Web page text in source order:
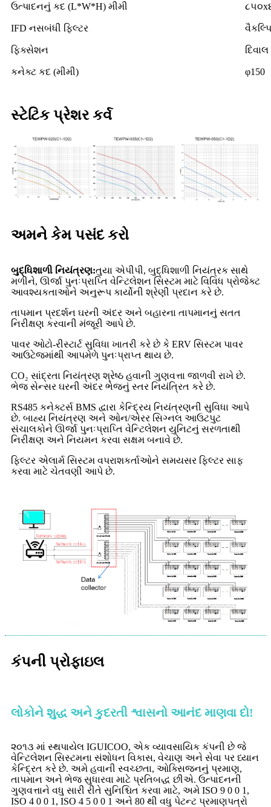
ઉત્પાદનનું કદ (L*W*H) મીમી
IFD નસબંધી ફિલ્ટર
ફિક્સેશન
કનેક્ટ કદ (મીમી) φ150
સ્ટેટિક પ્રેશર કર્વ
અમને કેમ પસંદ કરો
બુદ્ધિશાળી નિયંત્રણ:તુયા એપીપી, બુદ્ધિશાળી નિયંત્રક સાથે
મળીને, ઊર્જા પુનઃપ્રાપ્તિ વેન્ટિલેશન સિસ્ટમ માટે વિવિધ પ્રોજેક્ટ
આવશ્યકતાઓને અનુરૂપ કાર્યોની શ્રેણી પ્રદાન કરે છે.
તાપમાન પ્રદર્શન ઘરની અંદર અને બહારના તાપમાનનું સતત
નિરીક્ષણ કરવાની મંજૂરી આપે છે.
પાવર ઓટો-રીસ્ટાર્ટ સુવિધા ખાતરી કરે છે કે ERV સિસ્ટમ પાવર
આઉટેજમાંથી આપમેળે પુનઃપ્રાપ્ત થાય છે.
CO₂ સાંદ્રતા નિયંત્રણ શ્રેષ્ઠ હવાની ગુણવત્તા જાળવી રાખે છે.
ભેજ સેન્સર ઘરની અંદર ભેજનું સ્તર નિયંત્રિત કરે છે.
RS485 કનેક્ટર્સ BMS દ્વારા કેન્દ્રિય નિયંત્રણની સુવિધા આપે
છે. બાહ્ય નિયંત્રણ અને ઓન/એરર સિગ્નલ આઉટપુટ
સંચાલકોને ઊર્જા પુનઃપ્રાપ્તિ વેન્ટિલેશન યુનિટનું સરળતાથી
નિરીક્ષણ અને નિયમન કરવા સક્ષમ બનાવે છે.
ફિલ્ટર એલાર્મ સિસ્ટમ વપરાશકર્તાઓને સમયસર ફિલ્ટર સાફ
કરવા માટે ચેતવણી આપે છે.
કંપની પ્રોફાઇલ
લોકોને શુદ્ધ અને કુદરતી શ્વાસનો આનંદ માણવા દો!
૨૦૧૩ માં સ્થપાયેલ IGUICOO, એક વ્યાવસાયિક કંપની છે જે
વેન્ટિલેશન સિસ્ટમના સંશોધન વિકાસ, વેચાણ અને સેવા પર ધ્યાન
કેન્દ્રિત કરે છે. અમે હવાની સ્વચ્છતા, ઓક્સિજનનું પ્રમાણ,
તાપમાન અને ભેજ સુધારવા માટે પ્રતિબદ્ધ છીએ. ઉત્પાદનની
ગુણવત્તાને વધુ સારી રીતે સુનિશ્ચિત કરવા માટે, અમે ISO 9 0 0 1,
ISO 4 0 0 1, ISO 4 5 0 0 1 અને 80 થી વધુ પેટન્ટ પ્રમાણપત્રો